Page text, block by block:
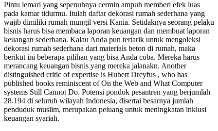
Pintu lemari yang sepenuhnya cermin ampuh memberi efek luas
pada kamar tidurmu. Itulah daftar dekorasi rumah sederhana yang
wajib dimiliki rumah mungil versi Kania. Setidaknya seorang pelaku
bisnis harus bisa membaca laporan keuangan dan membuat laporan
keuangan sederhana. Kalau Anda pun tertarik untuk mengoleksi
dekorasi rumah sederhana dari materials beton di rumah, maka
berikut ini beberapa pilihan yang bisa Anda coba. Mereka harus
merancang keuangan bisnis yang mereka jalanakn. Another
distinguished critic of expertise is Hubert Dreyfus , who has
published books reminiscent of On the Web and What Computer
systems Still Cannot Do. Potensi pondok pesantren yang berjumlah
28.194 di seluruh wilayah Indonesia, disertai besarnya jumlah
penduduk muslim, merupakan peluang untuk meningkatan inklusi
keuangan syariah.